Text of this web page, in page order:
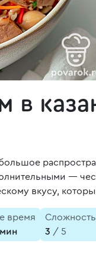
в
—
вкусу,
время
Сложность
3 / 5